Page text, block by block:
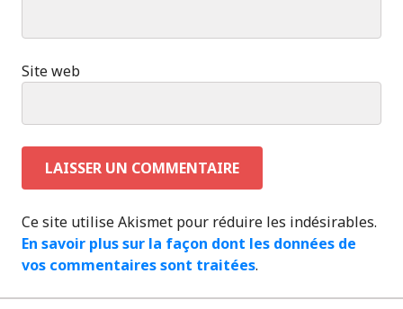
Site web
Ce site utilise Akismet pour réduire les indésirables.
En savoir plus sur la façon dont les données de
vos commentaires sont traitées.